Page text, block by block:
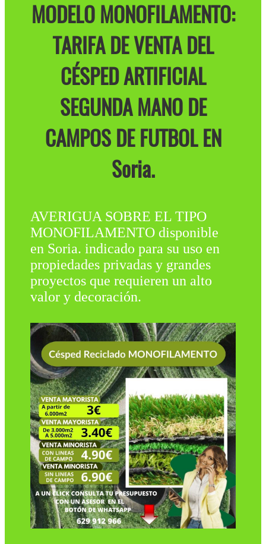
MODELO MONOFILAMENTO:
TARIFA DE VENTA DEL
CÉSPED ARTIFICIAL
SEGUNDA MANO DE
CAMPOS DE FUTBOL EN
Soria.
AVERIGUA SOBRE EL TIPO
MONOFILAMENTO disponible
en Soria. indicado para su uso en
propiedades privadas y grandes
proyectos que requieren un alto
valor y decoración.